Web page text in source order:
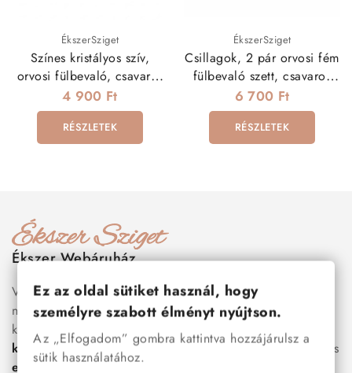
ÉkszerSziget
Színes kristályos szív,
orvosi fülbevaló, csavaros
véggel
4 900 Ft
RÉSZLETEK
ÉkszerSziget
Csillagok, 2 pár orvosi fém
fülbevaló szett, csavaros
zárral
6 700 Ft
RÉSZLETEK
Ékszer Webáruház
Válogass több száz prémium minőségű, stílusos és tartós
nemesacél ékszer és orvosi fém ékszer közül, amelyek
között megtalálhatók a legnépszerűbb darabok is:
karkötők, nőinyakláncok,karikagyűrűk,fülbevalók
és
esküvői kiegészítőkegyaránt. Webáruházunkban a
Ez az oldal sütiket használ, hogy
személyre szabott élményt nyújtson.
Az „Elfogadom” gombra kattintva hozzájárulsz a
sütik használatához.